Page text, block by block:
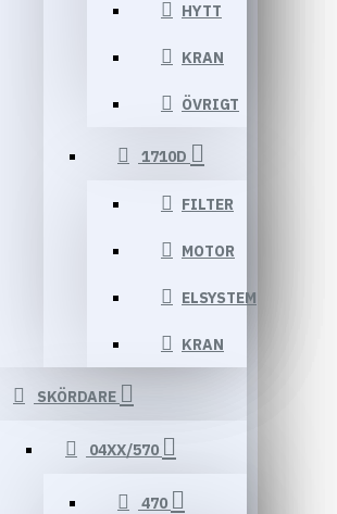
HYTT
KRAN
ÖVRIGT
1710D
FILTER
MOTOR
ELSYSTEM
KRAN
SKÖRDARE
04XX/570
470